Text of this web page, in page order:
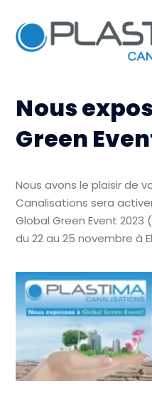
Nous
Green
Nous avons le plaisir de
Canalisations sera
Global Green Event 2023
du 22 au 25 novembre à